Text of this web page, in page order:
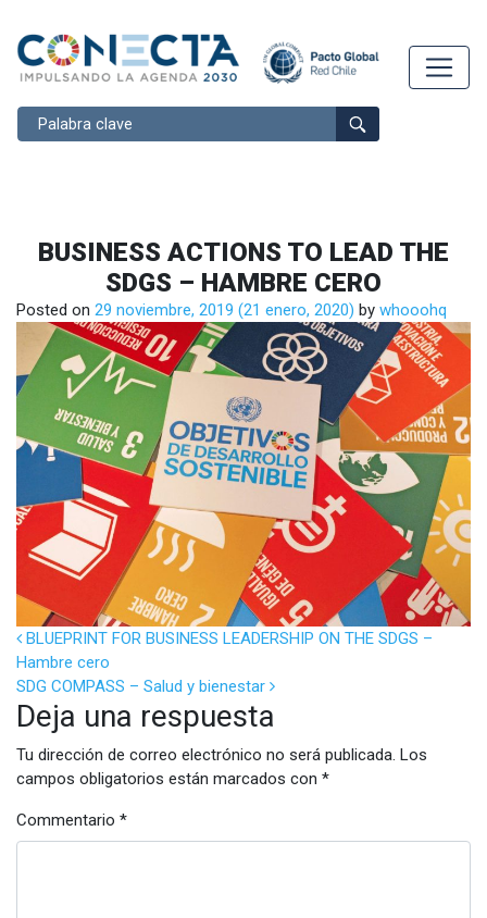
Buscar
BUSINESS ACTIONS TO LEAD THE
SDGS – HAMBRE CERO
Posted on 29 noviembre, 2019 (21 enero, 2020) by whooohq
POST NAVIGATION
BLUEPRINT FOR BUSINESS LEADERSHIP ON THE SDGS –
Hambre cero
SDG COMPASS – Salud y bienestar
Deja una respuesta
Tu dirección de correo electrónico no será publicada. Los
campos obligatorios están marcados con *
Commentario *